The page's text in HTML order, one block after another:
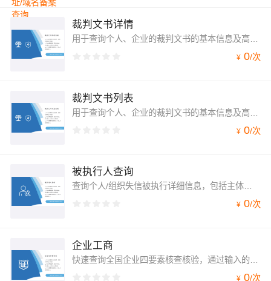
裁判文书详情
用于查询个人、企业的裁判文书的基本信息及高精解析结构化内容。本产品分为异步查询，先使用检索接口，查询裁判文书的基本信息并获取唯一id。检索支持通过案号查询。再通过详情接口查询高精解析结构化数据
¥ 0/次
裁判文书列表
用于查询个人、企业的裁判文书的基本信息及高精解析结构化内容。本产品分为异步查询，先使用检索接口，查询裁判文书的基本信息并获取唯一id。检索支持通过案号查询。再通过详情接口查询高精解析结构化数据
¥ 0/次
被执行人查询
查询个人/组织失信被执行详细信息，包括主体名称，法院名称、案件状态，执行标的、案号、法定代表人、执行文号、发布日期、执行情况等
¥ 0/次
企业工商
快速查询全国企业四要素核查核验，通过输入的企业名称、法人名称、法人身份证号和社会统一信用代码或注册号，验证四要素是否一致。
¥ 0/次